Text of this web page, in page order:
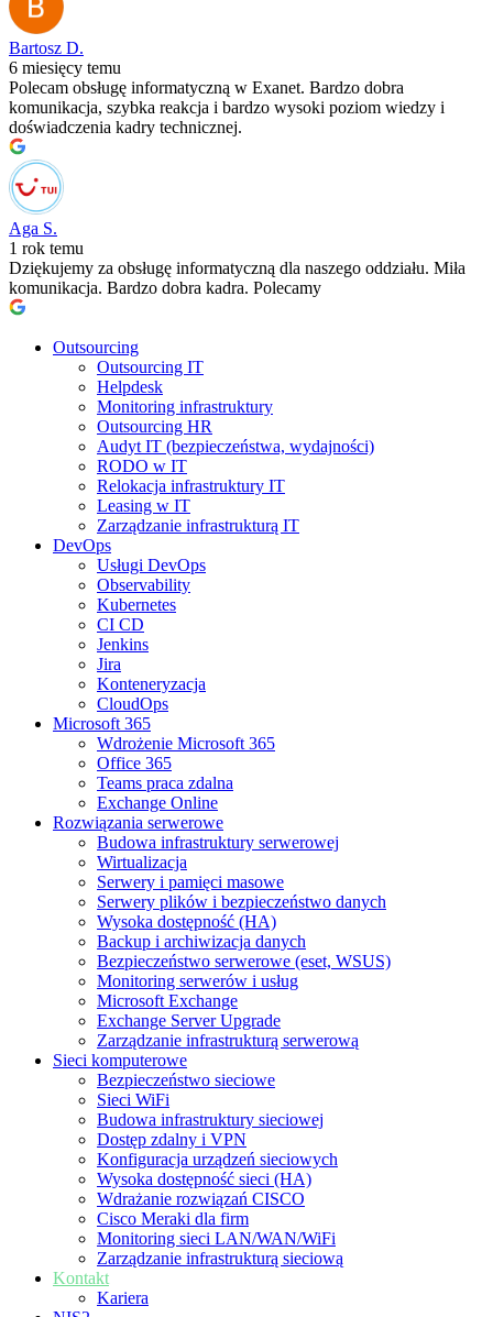
Bartosz D.
6 miesięcy temu
Polecam obsługę informatyczną w Exanet. Bardzo dobra
komunikacja, szybka reakcja i bardzo wysoki poziom wiedzy i
doświadczenia kadry technicznej.
Aga S.
1 rok temu
Dziękujemy za obsługę informatyczną dla naszego oddziału. Miła
komunikacja. Bardzo dobra kadra. Polecamy
Outsourcing
Outsourcing IT
Helpdesk
Monitoring infrastruktury
Outsourcing HR
Audyt IT (bezpieczeństwa, wydajności)
RODO w IT
Relokacja infrastruktury IT
Leasing w IT
Zarządzanie infrastrukturą IT
DevOps
Usługi DevOps
Observability
Kubernetes
CI CD
Jenkins
Jira
Konteneryzacja
CloudOps
Microsoft 365
Wdrożenie Microsoft 365
Office 365
Teams praca zdalna
Exchange Online
Rozwiązania serwerowe
Budowa infrastruktury serwerowej
Wirtualizacja
Serwery i pamięci masowe
Serwery plików i bezpieczeństwo danych
Wysoka dostępność (HA)
Backup i archiwizacja danych
Bezpieczeństwo serwerowe (eset, WSUS)
Monitoring serwerów i usług
Microsoft Exchange
Exchange Server Upgrade
Zarządzanie infrastrukturą serwerową
Sieci komputerowe
Bezpieczeństwo sieciowe
Sieci WiFi
Budowa infrastruktury sieciowej
Dostęp zdalny i VPN
Konfiguracja urządzeń sieciowych
Wysoka dostępność sieci (HA)
Wdrażanie rozwiązań CISCO
Cisco Meraki dla firm
Monitoring sieci LAN/WAN/WiFi
Zarządzanie infrastrukturą sieciową
Kontakt
Kariera